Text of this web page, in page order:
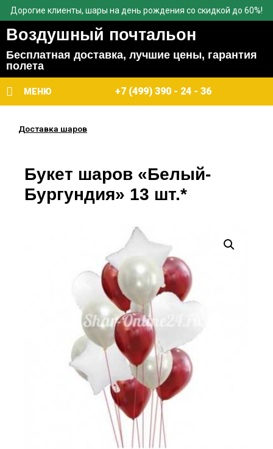
Дорогие клиенты, шары на день рождения со скидкой до 60%!
Воздушный почтальон
Бесплатная доставка, лучшие цены, гарантия
полета
МЕНЮ +7 (499) 390 - 24 - 36
Доставка шаров
Букет шаров «Белый-
Бургундия» 13 шт.*